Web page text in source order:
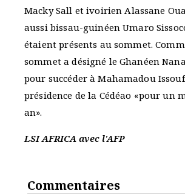
Macky Sall et ivoirien Alassane
aussi bissau-guinéen Umaro
étaient présents au sommet.
sommet a désigné le Ghanéen
pour succéder à Mahamadou
présidence de la Cédéao «pour un
an».
LSI AFRICA avec l'AFP
Commentaires